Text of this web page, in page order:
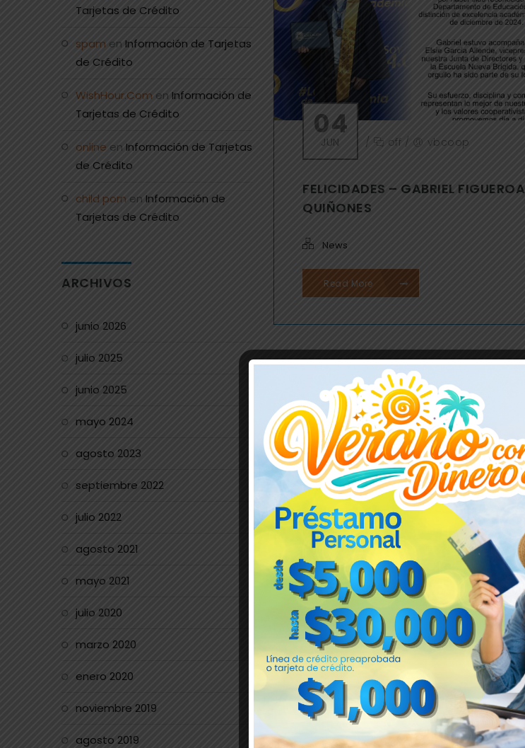
04
JUN / off / vbcoop
FELICIDADES – GABRIEL FIGUEROA
QUIÑONES
News
Read More
Tarjetas de Crédito
spam en Información de Tarjetas
de Crédito
WishHour.Com en Información de
Tarjetas de Crédito
online en Información de Tarjetas
de Crédito
child porn en Información de
Tarjetas de Crédito
ARCHIVOS
junio 2026
julio 2025
junio 2025
mayo 2024
agosto 2023
septiembre 2022
julio 2022
agosto 2021
mayo 2021
julio 2020
marzo 2020
enero 2020
noviembre 2019
agosto 2019